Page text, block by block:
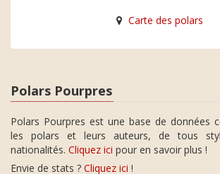
Carte des polars
Polars Pourpres
Polars Pourpres est une base de données
les polars et leurs auteurs, de tous
nationalités. Cliquez ici pour en savoir plus !
Envie de stats ? Cliquez ici !